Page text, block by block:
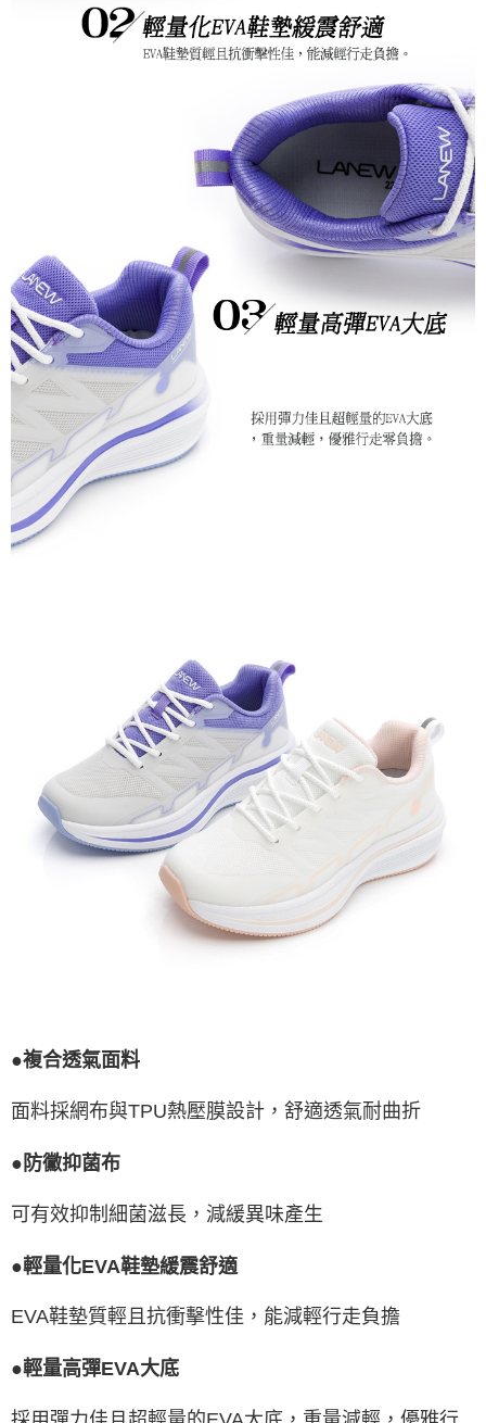
●複合透氣面料
面料採網布與TPU熱壓膜設計，舒適透氣耐曲折
●防黴抑菌布
可有效抑制細菌滋長，減緩異味產生
●輕量化EVA鞋墊緩震舒適
EVA鞋墊質輕且抗衝擊性佳，能減輕行走負擔
●輕量高彈EVA大底